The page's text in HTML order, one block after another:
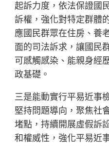
起訴力度，依法保證國
訴權，強化對特定群體
應國民群眾在住房、養
面的司法訴求，讓國民
可感觸感染、能親身經
政基礎。
三是能動實行平易近事
堅持問題導向，聚焦社
堵點，持續開展虛假訴
和權威性，強化平易近